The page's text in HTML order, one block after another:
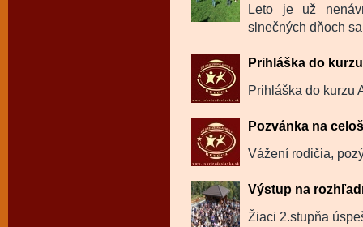
Leto je už
slnečných dňoch
Prihláška do
Prihláška do kurzu
Pozvánka na
Vážení rodičia,
Výstup na
Žiaci 2.stupňa